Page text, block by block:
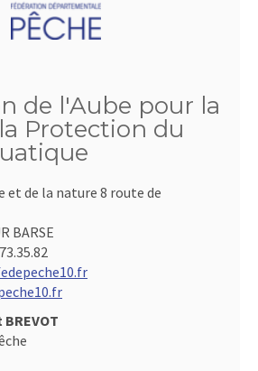
de l'Aube pour la
Protection du
et de la nature 8 route de
BARSE